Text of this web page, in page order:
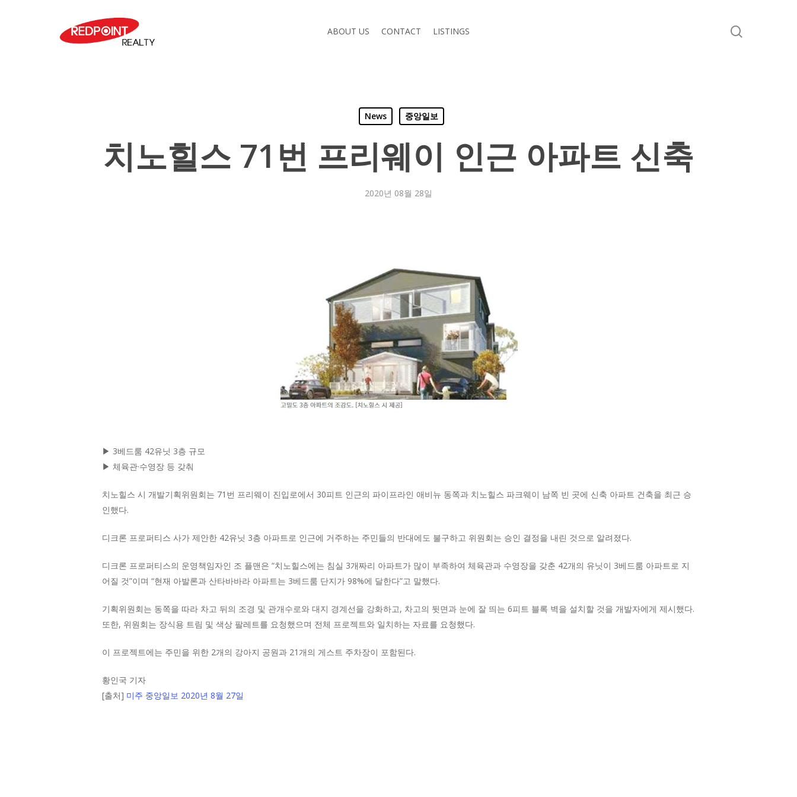
ABOUT US CONTACT LISTINGS
News 중앙일보
치노힐스 71번 프리웨이 인근 아파트 신축
2020년 08월 28일
▶ 3베드룸 42유닛 3층 규모
▶ 체육관·수영장 등 갖춰
치노힐스 시 개발기획위원회는 71번 프리웨이 진입로에서 30피트 인근의 파이프라인 애비뉴 동쪽과 치노힐스 파크웨이 남쪽 빈 곳에 신축 아파트 건축을 최근 승
인했다.
디크론 프로퍼티스 사가 제안한 42유닛 3층 아파트로 인근에 거주하는 주민들의 반대에도 불구하고 위원회는 승인 결정을 내린 것으로 알려졌다.
디크론 프로퍼티스의 운영책임자인 조 플맨은 “치노힐스에는 침실 3개짜리 아파트가 많이 부족하여 체육관과 수영장을 갖춘 42개의 유닛이 3베드룸 아파트로 지
어질 것”이며 “현재 아발론과 산타바바라 아파트는 3베드룸 단지가 98%에 달한다”고 말했다.
기획위원회는 동쪽을 따라 차고 뒤의 조경 및 관개수로와 대지 경계선을 강화하고, 차고의 뒷면과 눈에 잘 띄는 6피트 블록 벽을 설치할 것을 개발자에게 제시했다.
또한, 위원회는 장식용 트림 및 색상 팔레트를 요청했으며 전체 프로젝트와 일치하는 자료를 요청했다.
이 프로젝트에는 주민을 위한 2개의 강아지 공원과 21개의 게스트 주차장이 포함된다.
황인국 기자
[출처] 미주 중앙일보 2020년 8월 27일